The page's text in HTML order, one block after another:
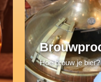
Hoe brouw je bier?